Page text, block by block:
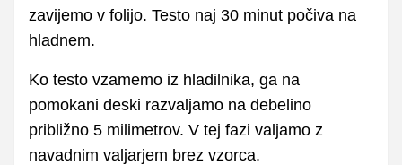
zavijemo v folijo. Testo naj 30 minut počiva na
hladnem.
Ko testo vzamemo iz hladilnika, ga na
pomokani deski razvaljamo na debelino
približno 5 milimetrov. V tej fazi valjamo z
navadnim valjarjem brez vzorca.